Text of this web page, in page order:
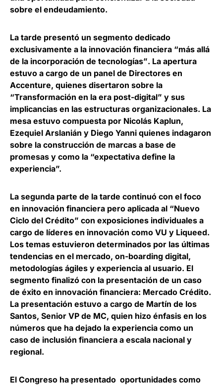
sobre el endeudamiento.
La tarde presentó un segmento dedicado
exclusivamente a la innovación financiera “más allá
de la incorporación de tecnologías”. La apertura
estuvo a cargo de un panel de Directores en
Accenture, quienes disertaron sobre la
“Transformación en la era post-digital” y sus
implicancias en las estructuras organizacionales. La
mesa estuvo compuesta por Nicolás Kaplun,
Ezequiel Arslanián y Diego Yanni quienes indagaron
sobre la construcción de marcas a base de
promesas y como la “expectativa define la
experiencia”.
La segunda parte de la tarde continuó con el foco
en innovación financiera pero aplicada al “Nuevo
Ciclo del Crédito” con exposiciones individuales a
cargo de líderes en innovación como VU y Liqueed.
Los temas estuvieron determinados por las últimas
tendencias en el mercado, on-boarding digital,
metodologías ágiles y experiencia al usuario. El
segmento finalizó con la presentación de un caso
de éxito en innovación financiera: Mercado Crédito.
La presentación estuvo a cargo de Martín de los
Santos, Senior VP de MC, quien hizo énfasis en los
números que ha dejado la experiencia como un
caso de inclusión financiera a escala nacional y
regional.
El Congreso ha presentado oportunidades como